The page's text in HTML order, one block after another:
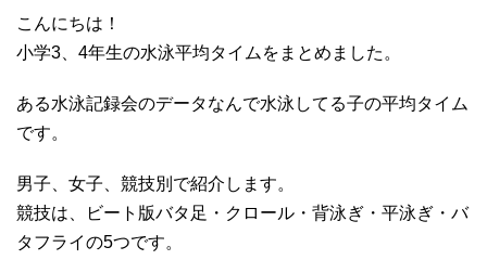
こんにちは！
小学3、4年生の水泳平均タイムをまとめました。
ある水泳記録会のデータなんで水泳してる子の平均タイム
です。
男子、女子、競技別で紹介します。
競技は、ビート版バタ足・クロール・背泳ぎ・平泳ぎ・バ
タフライの5つです。